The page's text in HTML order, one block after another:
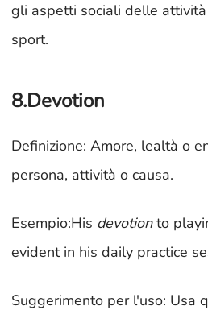
gli aspetti sociali delle
sport.
8.Devotion
Definizione: Amore, lealtà o
persona, attività o causa.
Esempio:His devotionto
evident in his daily practice
Suggerimento per l'uso: Usa